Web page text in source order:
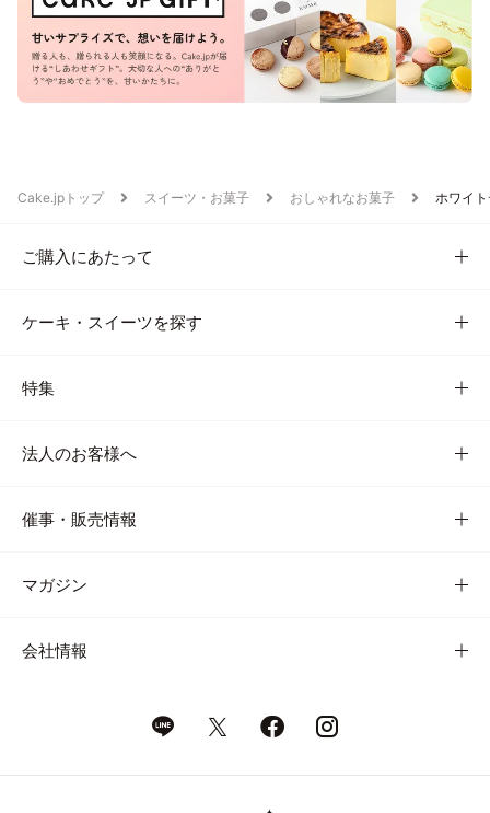
Cake.jpトップ スイーツ・お菓子 おしゃれなお菓子 ホワイ
ご購入にあたって
ケーキ・スイーツを探す
特集
法人のお客様へ
催事・販売情報
マガジン
会社情報